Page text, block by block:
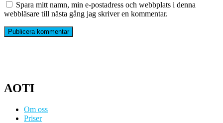
Spara mitt namn, min e-postadress och webbplats i denna
webbläsare till nästa gång jag skriver en kommentar.
AOTI
Om oss
Priser